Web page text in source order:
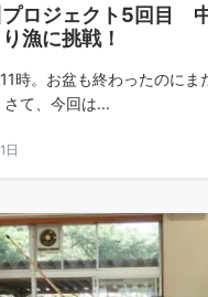
ロジェクト5回目
漁に挑戦！
時。お盆も終わったのにま
て、今回は...